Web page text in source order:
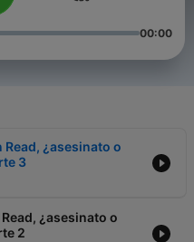
00:00
Read, ¿asesinato o
3
¿asesinato o
2